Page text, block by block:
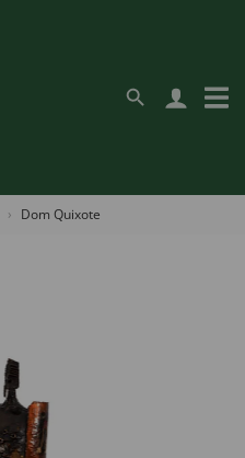
Dom Quixote